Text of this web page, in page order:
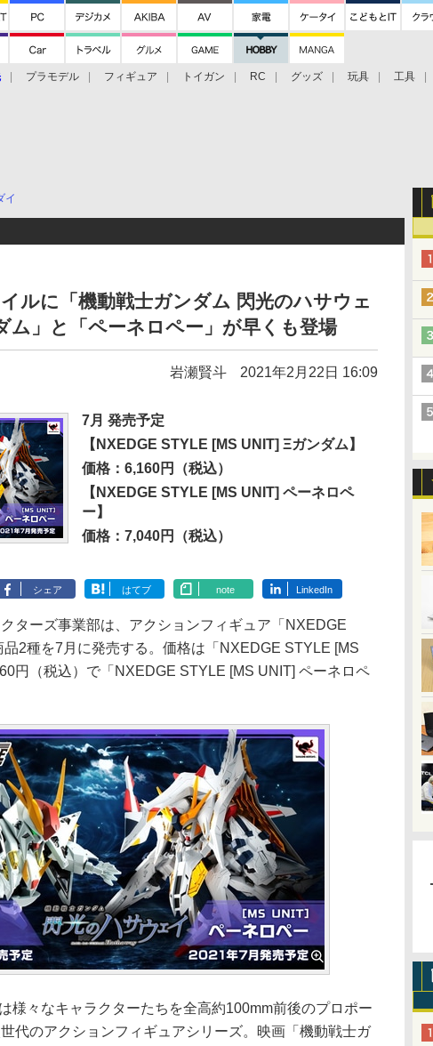
プラモデル フィギュア トイガン RC グッズ 玩具 工具
イ
ルに「機動戦士ガンダム 閃光のハサウェ
ム」と「ペーネロペー」が早くも登場
岩瀬賢斗 2021年2月22日 16:09
7月 発売予定
【NXEDGE STYLE [MS UNIT] Ξガンダム】
価格：6,160円（税込）
【NXEDGE STYLE [MS UNIT] ペーネロペ
ー】
価格：7,040円（税込）
シェア はてブ note LinkedIn
ターズ事業部は、アクションフィギュア「NXEDGE
2種を7月に発売する。価格は「NXEDGE STYLE [MS
円（税込）で「NXEDGE STYLE [MS UNIT] ペーネロペ
々なキャラクターたちを全高約100mm前後のプロポー
代のアクションフィギュアシリーズ。映画「機動戦士ガ